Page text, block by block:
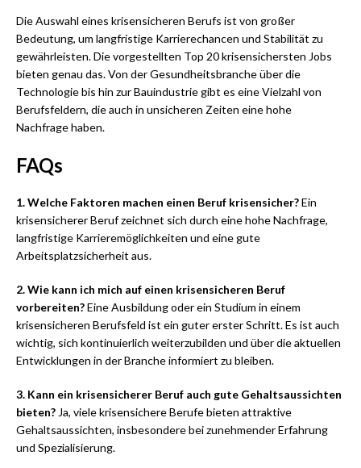
Die Auswahl eines krisensicheren Berufs ist von großer
Bedeutung, um langfristige Karrierechancen und Stabilität zu
gewährleisten. Die vorgestellten Top 20 krisensichersten Jobs
bieten genau das. Von der Gesundheitsbranche über die
Technologie bis hin zur Bauindustrie gibt es eine Vielzahl von
Berufsfeldern, die auch in unsicheren Zeiten eine hohe
Nachfrage haben.
FAQs
1. Welche Faktoren machen einen Beruf krisensicher?Ein
krisensicherer Beruf zeichnet sich durch eine hohe Nachfrage,
langfristige Karrieremöglichkeiten und eine gute
Arbeitsplatzsicherheit aus.
2. Wie kann ich mich auf einen krisensicheren Beruf
vorbereiten?Eine Ausbildung oder ein Studium in einem
krisensicheren Berufsfeld ist ein guter erster Schritt. Es ist auch
wichtig, sich kontinuierlich weiterzubilden und über die aktuellen
Entwicklungen in der Branche informiert zu bleiben.
3. Kann ein krisensicherer Beruf auch gute Gehaltsaussichten
bieten? Ja, viele krisensichere Berufe bieten attraktive
Gehaltsaussichten, insbesondere bei zunehmender Erfahrung
und Spezialisierung.